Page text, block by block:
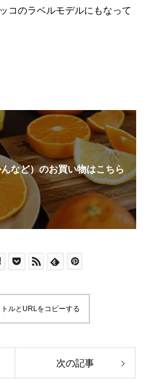
コのラベルモデルにもなって
など）のお買い物はこちら
ルとURLをコピーする
次の記事